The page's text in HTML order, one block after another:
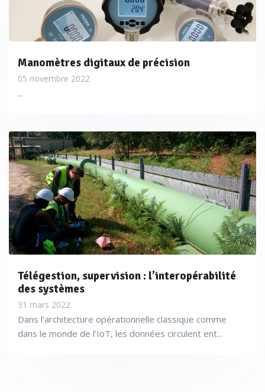
Manomètres digitaux de précision
05 novembre 2022
...
Télégestion, supervision : l’interopérabilité
des systèmes
31 mars 2022
Dans l’architecture opérationnelle classique comme
dans le monde de l’IoT, les données circulent ent...